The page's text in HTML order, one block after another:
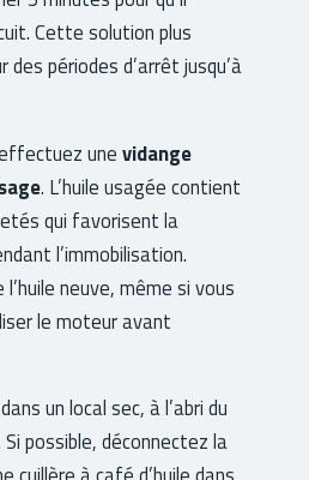
Cette solution plus
des périodes d’arrêt jusqu’à
une vidange
. L’huile usagée contient
qui favorisent la
l’immobilisation.
neuve, même si vous
le moteur avant
un local sec, à l’abri du
possible, déconnectez la